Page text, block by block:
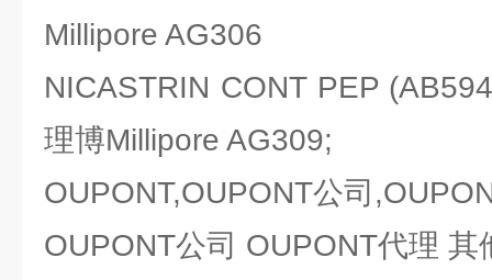
Millipore AG306
NICASTRIN CONT PEP
理博Millipore AG309;
OUPONT,OUPONT公司
OUPONT公司 OUPONT代理 其